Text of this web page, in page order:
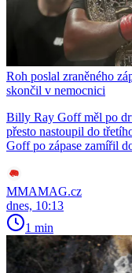
Roh poslal zraněného
skončil v nemocnici
Billy Ray Goff měl po
přesto nastoupil do
Goff po zápase zamířil
MMAMAG.cz
dnes, 10:13
1 min